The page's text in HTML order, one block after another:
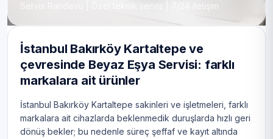
Servis Randevu | Özel teknik servis | 7/24 iletişim
İstanbul Bakırköy Kartaltepe ve
çevresinde Beyaz Eşya Servisi: farklı
markalara ait ürünler
İstanbul Bakırköy Kartaltepe sakinleri ve işletmeleri, farklı
markalara ait cihazlarda beklenmedik duruşlarda hızlı geri
dönüş bekler; bu nedenle süreç şeffaf ve kayıt altında